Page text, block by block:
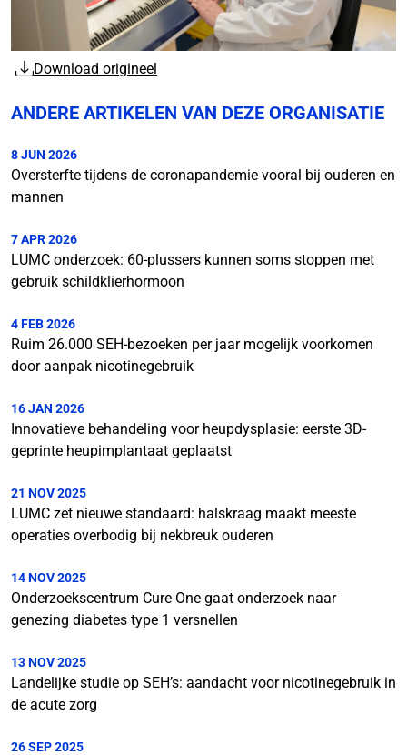
Download origineel
ANDERE ARTIKELEN VAN DEZE ORGANISATIE
8 JUN 2026
Oversterfte tijdens de coronapandemie vooral bij ouderen en
mannen
7 APR 2026
LUMC onderzoek: 60-plussers kunnen soms stoppen met
gebruik schildklierhormoon
4 FEB 2026
Ruim 26.000 SEH-bezoeken per jaar mogelijk voorkomen
door aanpak nicotinegebruik
16 JAN 2026
Innovatieve behandeling voor heupdysplasie: eerste 3D-
geprinte heupimplantaat geplaatst
21 NOV 2025
LUMC zet nieuwe standaard: halskraag maakt meeste
operaties overbodig bij nekbreuk ouderen
14 NOV 2025
Onderzoekscentrum Cure One gaat onderzoek naar
genezing diabetes type 1 versnellen
13 NOV 2025
Landelijke studie op SEH’s: aandacht voor nicotinegebruik in
de acute zorg
26 SEP 2025